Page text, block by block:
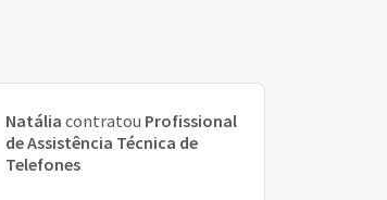
Natália contratou Profissional
de Assistência Técnica de
Telefones